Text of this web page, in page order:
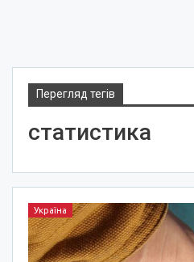
Перегляд тегів
статистика
Україна